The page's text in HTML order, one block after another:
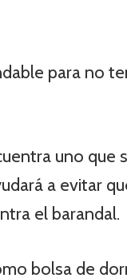
para no
uno que
a evitar
el barandal.
bolsa de